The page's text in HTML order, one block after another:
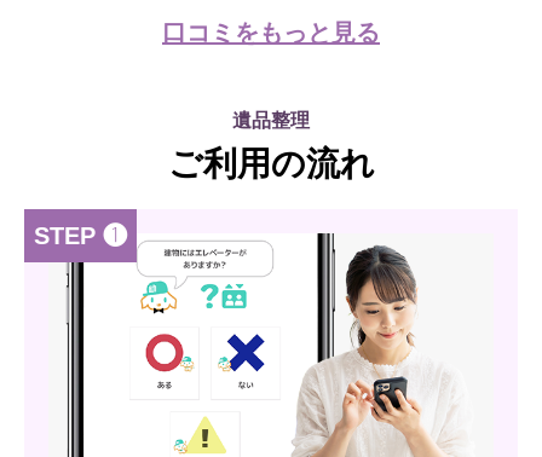
口コミをもっと見る
遺品整理
ご利用の流れ
STEP ❶